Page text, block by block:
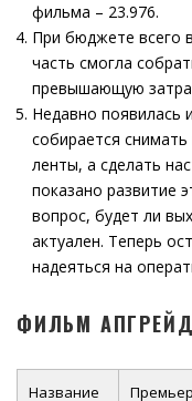
фильма – 23.976.
При бюджете всего
часть смогла
превышающую
Недавно появилась
собирается
ленты, а сделать
показано развитие
вопрос, будет ли
актуален. Теперь
надеяться на
ФИЛЬМ
Название